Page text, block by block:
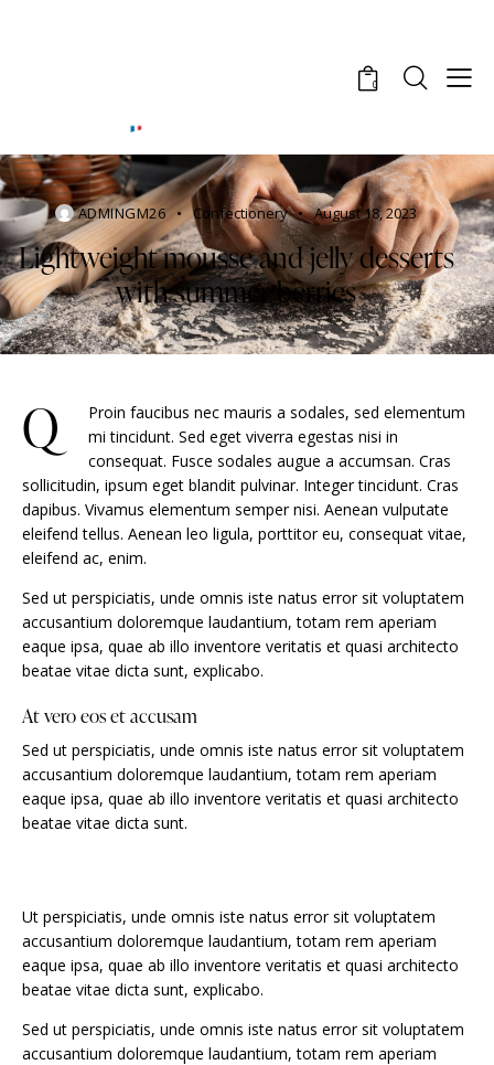
0
ADMINGM26 Confectionery August 18, 2023
Lightweight mousse and jelly desserts
with summer berries
Q
Proin faucibus nec mauris a sodales, sed elementum
mi tincidunt. Sed eget viverra egestas nisi in
consequat. Fusce sodales augue a accumsan. Cras
sollicitudin, ipsum eget blandit pulvinar. Integer tincidunt. Cras
dapibus. Vivamus elementum semper nisi. Aenean vulputate
eleifend tellus. Aenean leo ligula, porttitor eu, consequat vitae,
eleifend ac, enim.
Sed ut perspiciatis, unde omnis iste natus error sit voluptatem
accusantium doloremque laudantium, totam rem aperiam
eaque ipsa, quae ab illo inventore veritatis et quasi architecto
beatae vitae dicta sunt, explicabo.
At vero eos et accusam
Sed ut perspiciatis, unde omnis iste natus error sit voluptatem
accusantium doloremque laudantium, totam rem aperiam
eaque ipsa, quae ab illo inventore veritatis et quasi architecto
beatae vitae dicta sunt.
Ut perspiciatis, unde omnis iste natus error sit voluptatem
accusantium doloremque laudantium, totam rem aperiam
eaque ipsa, quae ab illo inventore veritatis et quasi architecto
beatae vitae dicta sunt, explicabo.
Sed ut perspiciatis, unde omnis iste natus error sit voluptatem
accusantium doloremque laudantium, totam rem aperiam